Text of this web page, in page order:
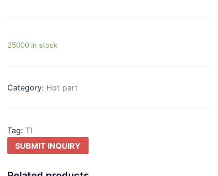
25000 in stock
Category: Hot part
Tag: TI
SUBMIT INQUIRY